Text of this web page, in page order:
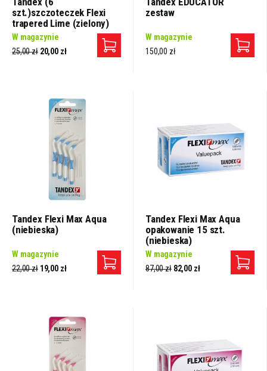
szt.)szczoteczek Flexi
trapered Lime (zielony)
W magazynie
25,00 zł 20,00 zł
zestaw
W magazynie
150,00 zł
Tandex Flexi Max Aqua
(niebieska)
W magazynie
22,00 zł 19,00 zł
Tandex Flexi Max Aqua
opakowanie 15 szt.
(niebieska)
W magazynie
87,00 zł 82,00 zł